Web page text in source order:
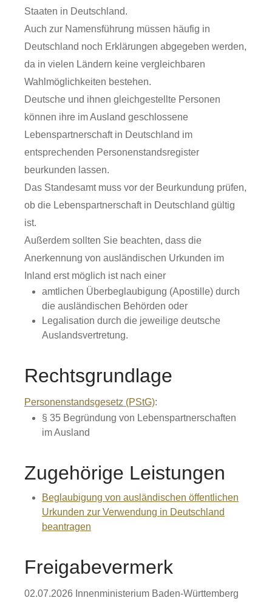
Staaten in Deutschland.
Auch zur Namensführung müssen häufig in
Deutschland noch Erklärungen abgegeben werden,
da in vielen Ländern keine vergleichbaren
Wahlmöglichkeiten bestehen.
Deutsche und ihnen gleichgestellte Personen
können ihre im Ausland geschlossene
Lebenspartnerschaft in Deutschland im
entsprechenden Personenstandsregister
beurkunden lassen.
Das Standesamt muss vor der Beurkundung prüfen,
ob die Lebenspartnerschaft in Deutschland gültig
ist.
Außerdem sollten Sie beachten, dass die
Anerkennung von ausländischen Urkunden im
Inland erst möglich ist nach einer
amtlichen Überbeglaubigung (Apostille) durch
die ausländischen Behörden oder
Legalisation durch die jeweilige deutsche
Auslandsvertretung.
Rechtsgrundlage
Personenstandsgesetz (PStG):
§ 35 Begründung von Lebenspartnerschaften
im Ausland
Zugehörige Leistungen
Beglaubigung von ausländischen öffentlichen
Urkunden zur Verwendung in Deutschland
beantragen
Freigabevermerk
02.07.2026 Innenministerium Baden-Württemberg